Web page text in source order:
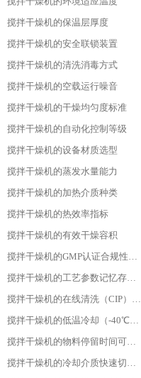
搅拌干燥机的保温层厚度
搅拌干燥机的安全联锁装置
搅拌干燥机的清洗消毒方式
搅拌干燥机的空载运行噪音
搅拌干燥机的干燥均匀度标准
搅拌干燥机的自动化控制等级
搅拌干燥机的设备材质选型
搅拌干燥机的蒸发水量能力
搅拌干燥机的加热介质种类
搅拌干燥机的热效率指标
搅拌干燥机的有效干燥容积
搅拌干燥机的GMP认证合规性设计
搅拌干燥机的工艺参数记忆存储功能
搅拌干燥机的在线清洗（CIP）功能
搅拌干燥机的低温冷却（-40℃）适用性
搅拌干燥机的物料停留时间可调性
搅拌干燥机的冷却介质快速切换设计